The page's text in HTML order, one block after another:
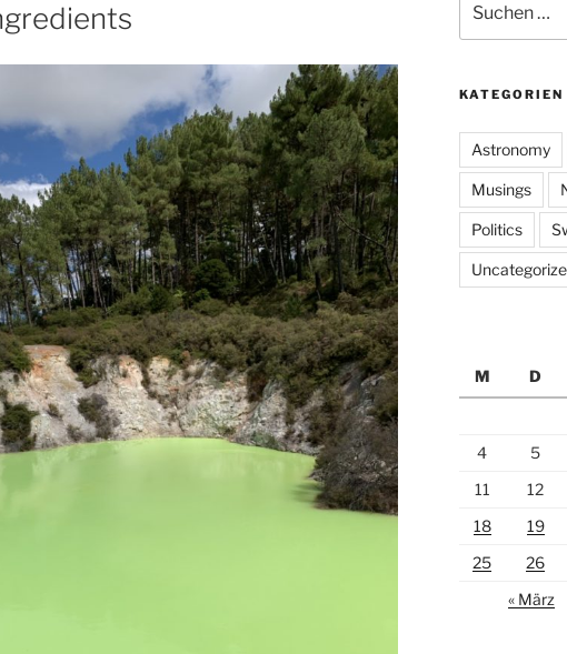
nach:
KATEGORIEN
Astronomy
Musings
Politics
M
D
4
5
11
12
18
19
25
26
« März